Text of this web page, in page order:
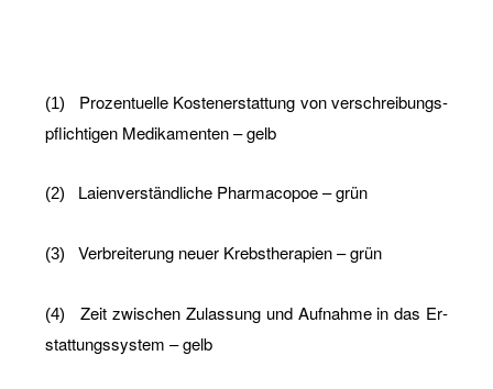
(1)
Pro­zen­tu­el­le Kos­ten­er­stat­tung von ver­schrei­bungs­
pflich­ti­gen Me­di­ka­men­ten – gelb
(2) Lai­en­ver­ständ­li­che Phar­ma­co­poe – grün
(3) Ver­brei­te­rung neuer Krebs­the­ra­pi­en – grün
(4)
Zeit zwi­schen Zu­las­sung und Auf­nah­me in das Er­
stat­tungs­sys­tem – gelb